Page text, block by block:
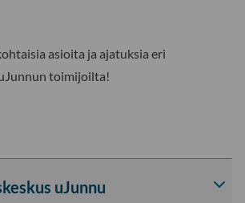
asioita ja ajatuksia eri
toimijoilta!
uJunnu